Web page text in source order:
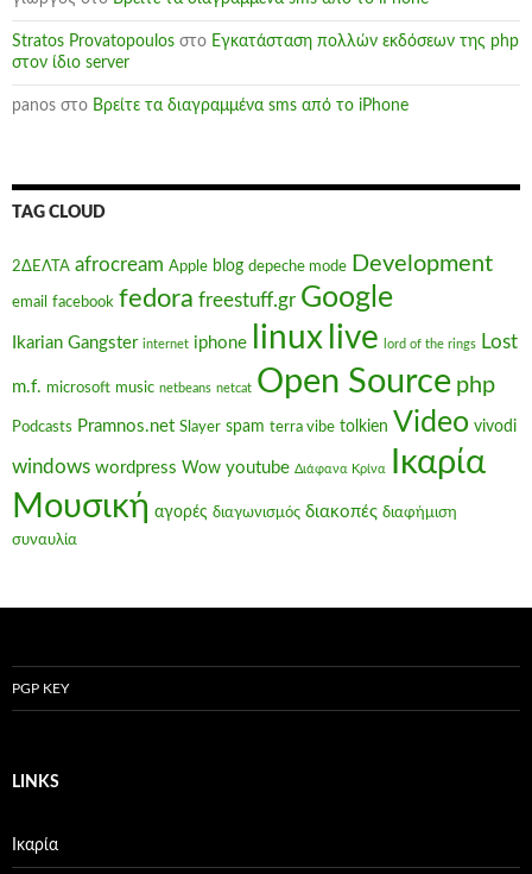
Stratos Provatopoulos στο Εγκατάσταση πολλών εκδόσεων της php
στον ίδιο server
panos στο Βρείτε τα διαγραμμένα sms από το iPhone
TAG CLOUD
2ΔΕΛΤΑ afrocream Apple blog depeche mode Development
email facebook fedora freestuff.gr Google
Ikarian Gangster internet iphone linux live lord of the rings Lost
m.f. microsoft music netbeans netcat Open Source php
Podcasts Pramnos.net Slayer spam terra vibe tolkien Video vivodi
windows wordpress Wow youtube Διάφανα Κρίνα Ικαρία
Μουσική αγορές διαγωνισμός διακοπές διαφήμιση
συναυλία
PGP KEY
LINKS
Ικαρία